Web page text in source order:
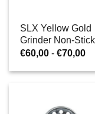
SLX Yellow Gold
Grinder Non-Stick
€60,00 - €70,00